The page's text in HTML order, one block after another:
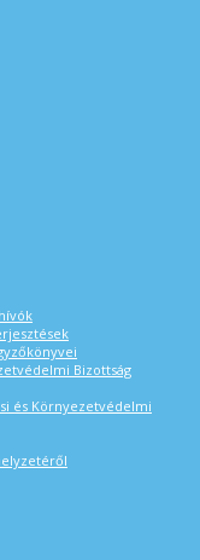
Bizottság
és Környezetvédelmi